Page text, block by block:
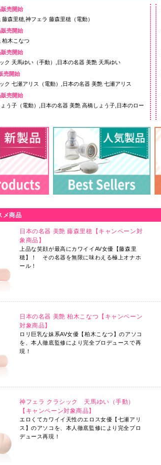
売開始
森里穂,神フェラ 藤森里穂（電動）
売開始
柏木こなつ
売開始
ク 天馬ゆい（手動）,日本の名器 美艶 天馬ゆい
売開始
ク 七瀬アリス（電動）,日本の名器 美艶 七瀬アリス
売開始
う子（電動）,日本の名器 美艶 高橋しょう子,日本のロー
ミライ
売開始
れちゃったイッちゃったバイブ全3種
販売開始
くら（電動）、神フェラ 楓ふうあ（電動）、神フェラ 乙
乙デンマ 乙アリスプロデュース、ニップルマジック（乙
ョン）
くら
販売開始
（電動)、日本の名器 宮下玲奈
販売開始
な（電動)、日本の名器 一色さら
売開始
花（電動)
れちゃったイッちゃったバイブ全3種
販売開始
あ
販売開始
う
販売開始
りな
ション 50ml ミニボトル 第3弾
売決定
ロップス
販売開始
、生涯現役クリーム
売決定
り（電動)
メ商品
日本の名器 美艶 藤森里穂【キャンペーン対
象商品】
上品な笑顔が最高にカワイイAV女優【藤森里
穂】！ その名器を無限に味わえる極上オナホ
ール！
日本の名器 美艶 柏木こなつ【キャンペーン
対象商品】
ロリ巨乳な妹系AV女優【柏木こなつ】のアソコ
を、本人徹底監修により完全プロデュースで再
現！
神フェラ クラシック 天馬ゆい（手動）
【キャンペーン対象商品】
エロくてカワイイ天性のエロス女優【七瀬アリ
ス】のアソコを、本人徹底監修により完全プロ
デュース再現！